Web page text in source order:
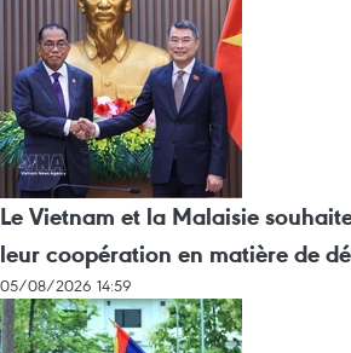
Le Vietnam et la Malaisie
leur coopération en matière de
05/08/2026 14:59